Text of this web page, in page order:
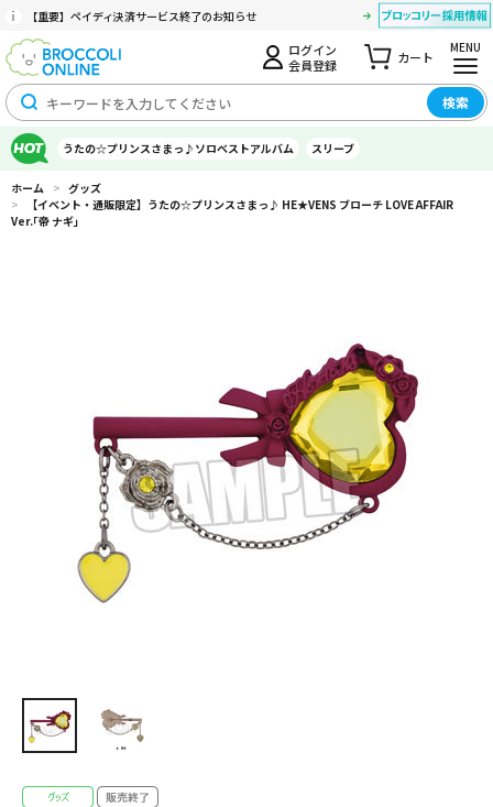
【重要】ペイディ決済サービス終了のお知らせ
ログイン
会員登録
カート
MENU
検索
うたの☆プリンスさまっ♪ソロベストアルバム スリーブ
ホーム > グッズ
>
【イベント・通販限定】うたの☆プリンスさまっ♪ HE★VENS ブローチ LOVE AFFAIR
Ver.｢帝 ナギ｣